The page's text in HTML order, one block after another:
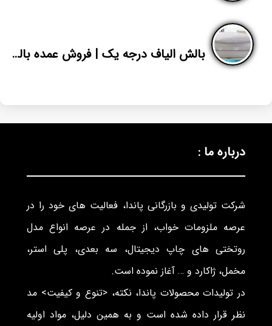
بالش الیاف درجه یک | فروش عمده بالش پشم شیشه | پاندا
درباره ما :
شرکت تولیدی و بازرگانی پاندا، فعالیت های خود را در
عرصه ملزومات خواب، از جمله در عرصه انواع مدل
روتختی های چاپ دیجیتال، سه بعدی، پلی استر،
مخمل، ژاکارد و … آغاز نموده است.
در تولیدات محصولات پاندا، نکته، <تنوع و کیفیت> مد
نظر قرار داده شده است و به همین دلیل، مواد اولیه